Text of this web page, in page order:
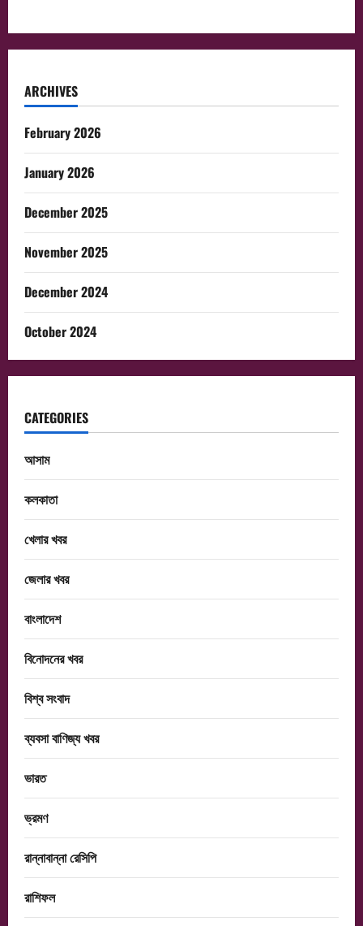
ARCHIVES
February 2026
January 2026
December 2025
November 2025
December 2024
October 2024
CATEGORIES
আসাম
কলকাতা
খেলার খবর
জেলার খবর
বাংলাদেশ
বিনোদনের খবর
বিশ্ব সংবাদ
ব্যবসা বাণিজ্য খবর
ভারত
ভ্রমণ
রান্নাবান্না রেসিপি
রাশিফল